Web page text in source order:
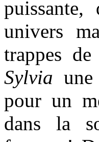
univers
trappes
Sylvia
pour un
dans la